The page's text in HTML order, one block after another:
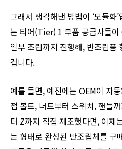
그래서 생각해낸 방법이 ‘모듈화
는 티어(Tier) 1 부품 공급사들
일부 조립까지 진행해, 반조립품
겁니다.
예를 들면, 예전에는 OEM이 자
접 볼트, 너트부터 스위치, 핸들
터 Z까지 직접 제조했다면, 이제
는 형태로 완성된 반조립체를 구